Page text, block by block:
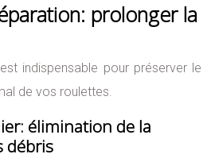
prolonger la
indispensable pour préserver le
de vos roulettes.
élimination de la
débris